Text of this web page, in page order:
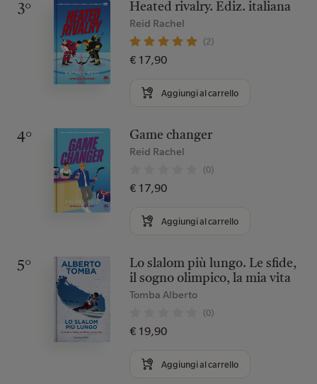
3°
Heated rivalry. Ediz. italiana
Reid Rachel
(2)
€ 17,90
Aggiungi al carrello
4°
Game changer
Reid Rachel
(0)
€ 17,90
Aggiungi al carrello
5°
Lo slalom più lungo. Le sfide,
il sogno olimpico, la mia vita
Tomba Alberto
(0)
€ 19,90
Aggiungi al carrello